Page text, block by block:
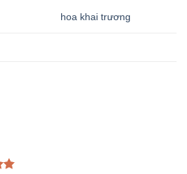
hoa khai trương